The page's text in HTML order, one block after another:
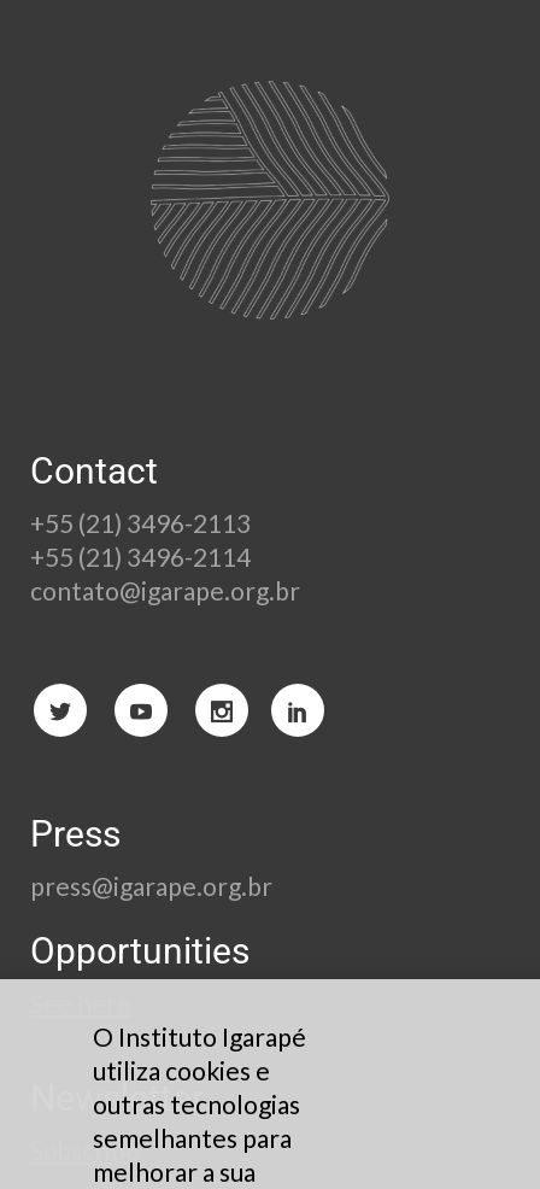
Contact
+55 (21) 3496-2113
+55 (21) 3496-2114
contato@igarape.org.br
Press
press@igarape.org.br
Opportunities
Newsletter
Subscribe
O Instituto Igarapé
utiliza cookies e
outras tecnologias
semelhantes para
melhorar a sua